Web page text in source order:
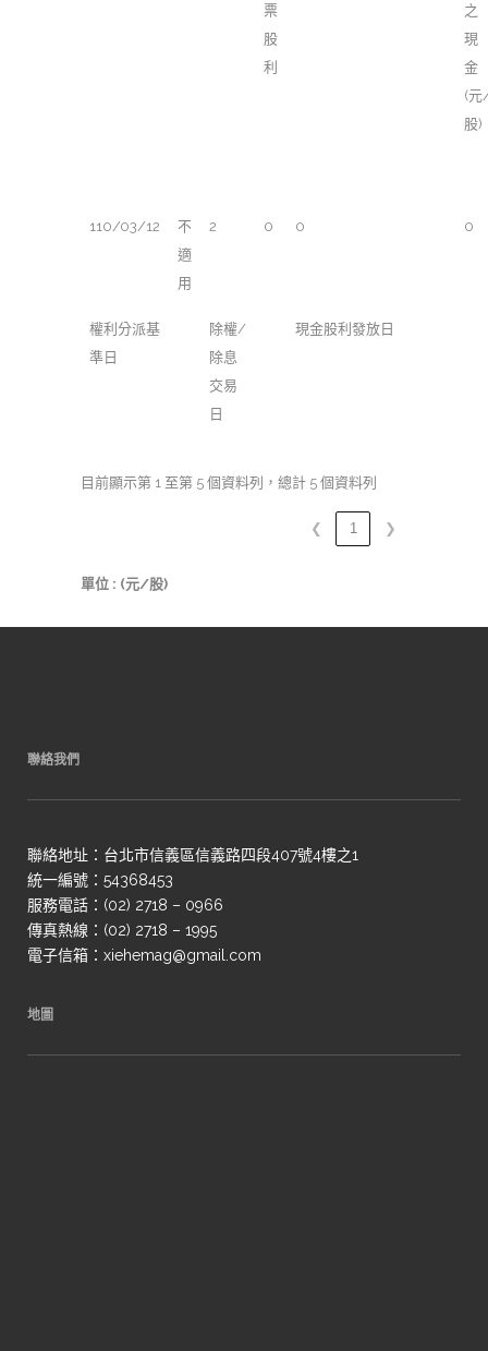
票
股
利
之
現
金
(
股)
110/03/12
不
適
用
2 0 0 0
權利分派基
準日
除權/
除息
交易
日
現金股利發放日
目前顯示第 1 至第 5 個資料列，總計 5 個資料列
❮ 1 ❯
單位 : (元/股)
聯絡我們
聯絡地址：台北市信義區信義路四段407號4樓之1
統一編號：54368453
服務電話：(02) 2718 – 0966
傳真熱線：(02) 2718 – 1995
電子信箱：xiehemag@gmail.com
地圖